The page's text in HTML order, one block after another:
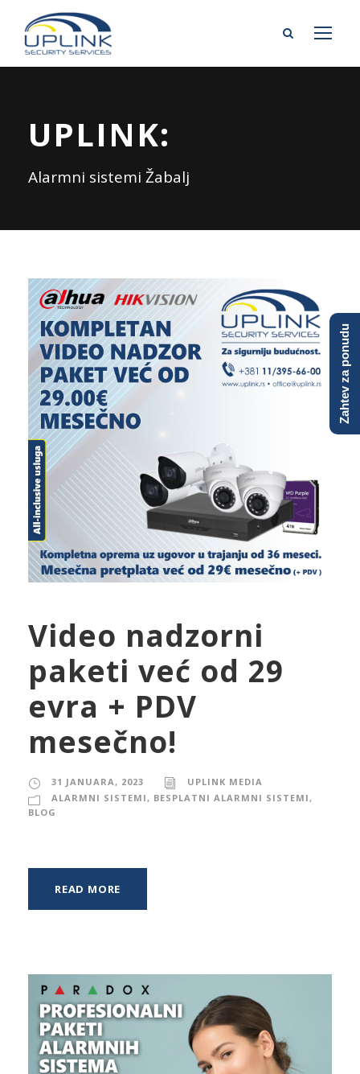
UPLINK:
Alarmni sistemi Žabalj
Video nadzorni
paketi već od 29
evra + PDV
mesečno!
31 JANUARA, 2023
UPLINK MEDIA
ALARMNI SISTEMI, BESPLATNI ALARMNI SISTEMI,
BLOG
READ MORE
Zahtev za ponudu